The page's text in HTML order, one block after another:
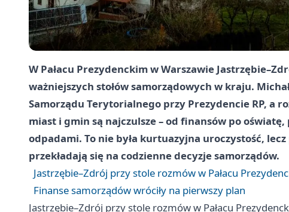
W Pałacu Prezydenckim w Warszawie
ważniejszych stołów samorządowych w kraju.
Samorządu Terytorialnego przy Prezydencie RP, a
miast i gmin są najczulsze – od finansów po
odpadami. To nie była kurtuazyjna uroczystość,
przekładają się na codzienne decyzje samorządów.
Jastrzębie–Zdrój przy stole rozmów w Pałacu
Finanse samorządów wróciły na pierwszy plan
Jastrzębie–Zdrój przy stole rozmów w Pałacu